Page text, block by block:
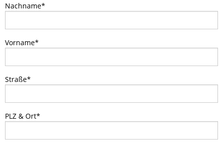
HELFEN
KARRIERE
Nachname*
Vorname*
Straße*
PLZ & Ort*